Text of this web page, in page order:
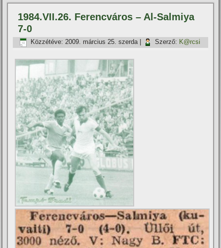
1984.VII.26. Ferencváros – Al-Salmiya
7-0
Közzétéve: 2009. március 25. szerda| Szerző: K@rcsi